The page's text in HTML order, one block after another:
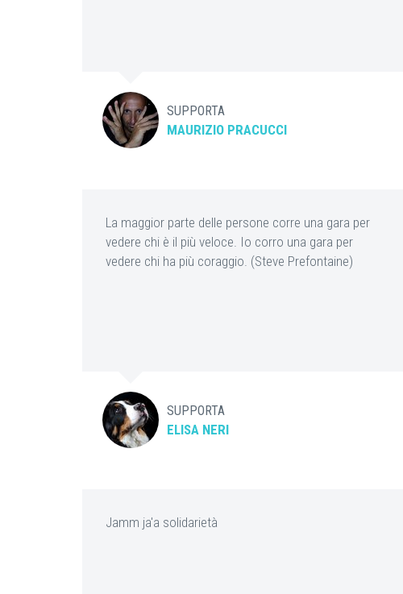
SUPPORTA
MAURIZIO PRACUCCI
La maggior parte delle persone corre una gara per
vedere chi è il più veloce. Io corro una gara per
vedere chi ha più coraggio. (Steve Prefontaine)
SUPPORTA
ELISA NERI
Jamm ja'a solidarietà